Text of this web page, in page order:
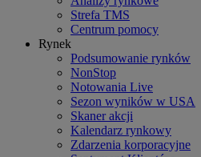
Strefa TMS
Centrum pomocy
Rynek
Podsumowanie rynków
NonStop
Notowania Live
Sezon wyników w USA
Skaner akcji
Kalendarz rynkowy
Zdarzenia korporacyjne